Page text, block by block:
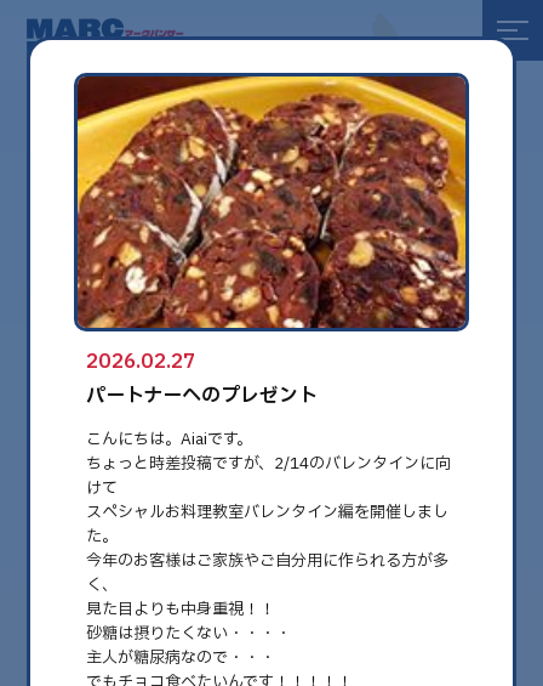
全て
健康
美容
環境
globe
2026.02.27
パートナーへのプレゼント
こんにちは。Aiaiです。
ちょっと時差投稿ですが、2/14のバレンタインに向
けて
スペシャルお料理教室バレンタイン編を開催しまし
た。
今年のお客様はご家族やご自分用に作られる方が多
く、
見た目よりも中身重視！！
砂糖は摂りたくない・・・・
主人が糖尿病なので・・・